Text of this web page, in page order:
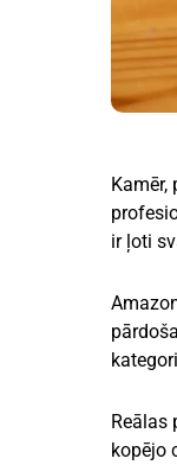
ir ļoti
Reālas
kopējo